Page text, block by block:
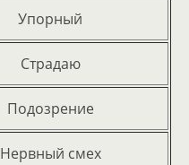
Упорный
Страдаю
Подозрение
Нервный смех